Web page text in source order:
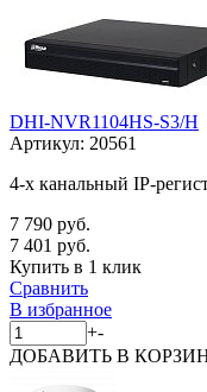
DHI-NVR1104HS-S3/H
Артикул: 20561
4-х канальный IP-
7 790 руб.
7 401 руб.
Купить в 1 клик
Сравнить
В избранное
+-
ДОБАВИТЬ В